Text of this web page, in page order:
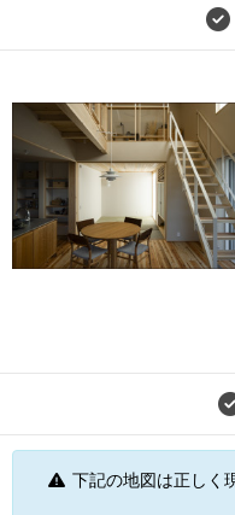
下記の地図は正しく